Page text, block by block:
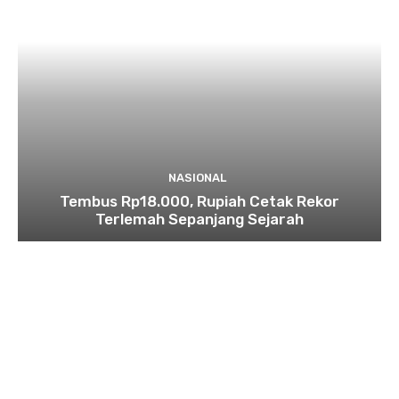
NASIONAL
Tembus Rp18.000, Rupiah Cetak Rekor
Terlemah Sepanjang Sejarah